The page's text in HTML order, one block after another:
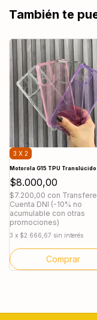
También te
3 X 2
Motorola G15 TPU Translúcido
$8.000,00
$7.200,00 con
Cuenta DNI (-10% no
acumulable con otras
promociones)
3 x $2.666,67 sin interés
Comprar